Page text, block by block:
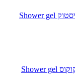
Famirel תחליב רחצה מועשר בתמציות דובדבן ופיסטוק Shower gel